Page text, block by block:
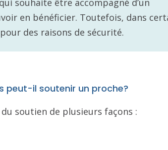
souhaite être accompagné d’un
en bénéficier. Toutefois, dans
des raisons de sécurité.
peut-il soutenir un proche?
soutien de plusieurs façons :